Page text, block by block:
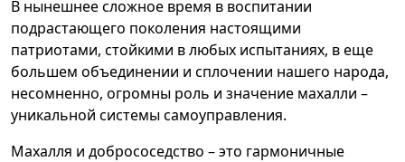
В нынешнее сложное время в воспитании
подрастающего поколения настоящими
патриотами, стойкими в любых испытаниях, в еще
большем объединении и сплочении нашего народа,
несомненно, огромны роль и значение махалли –
уникальной системы самоуправления.
Махалля и добрососедство – это гармоничные